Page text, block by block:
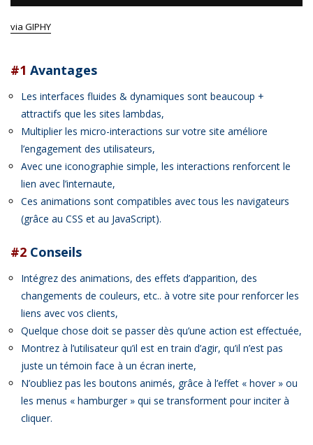
via GIPHY
#1 Avantages
Les interfaces fluides & dynamiques sont beaucoup +
attractifs que les sites lambdas,
Multiplier les micro-interactions sur votre site améliore
l’engagement des utilisateurs,
Avec une iconographie simple, les interactions renforcent le
lien avec l’internaute,
Ces animations sont compatibles avec tous les navigateurs
(grâce au CSS et au JavaScript).
#2 Conseils
Intégrez des animations, des effets d’apparition, des
changements de couleurs, etc.. à votre site pour renforcer les
liens avec vos clients,
Quelque chose doit se passer dès qu’une action est effectuée,
Montrez à l’utilisateur qu’il est en train d’agir, qu’il n’est pas
juste un témoin face à un écran inerte,
N’oubliez pas les boutons animés, grâce à l’effet « hover » ou
les menus « hamburger » qui se transforment pour inciter à
cliquer.